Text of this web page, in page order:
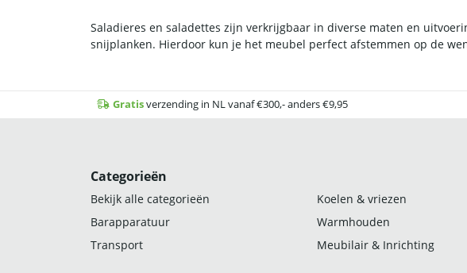
Saladieres en saladettes zijn verkrijgbaar in diverse maten en
snijplanken. Hierdoor kun je het meubel perfect afstemmen op de
Gratisverzending in NL vanaf €300,- anders €9,95
Categorieën
Bekijk alle categorieën Koelen & vriezen
Barapparatuur
Warmhouden
Transport
Meubilair & Inrichting